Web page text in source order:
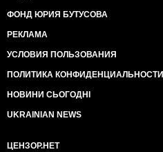
ФОНД ЮРИЯ БУТУСОВА
РЕКЛАМА
УСЛОВИЯ ПОЛЬЗОВАНИЯ
ПОЛИТИКА КОНФИДЕНЦИАЛЬНОСТИ
НОВИНИ СЬОГОДНІ
UKRAINIAN NEWS
ЦЕНЗОР.НЕТ